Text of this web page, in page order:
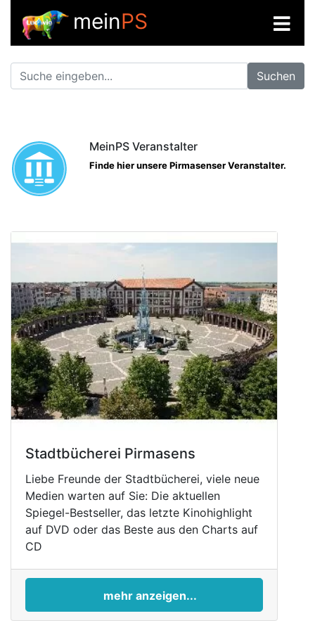
meinPS
Suchen
MeinPS Veranstalter
Finde hier unsere Pirmasenser Veranstalter.
Stadtbücherei Pirmasens
Liebe Freunde der Stadtbücherei, viele neue
Medien warten auf Sie: Die aktuellen
Spiegel-Bestseller, das letzte Kinohighlight
auf DVD oder das Beste aus den Charts auf
CD
mehr anzeigen...